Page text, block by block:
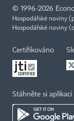
© 1996-2026
Hospodářské noviny
Hospodářské noviny
Certifikováno
Stáhněte si aplikaci